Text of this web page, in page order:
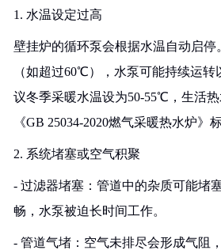
1. 水温设定过高
壁挂炉的循环泵会根据水温自动启停
（如超过60℃），水泵可能持续运转
议冬季采暖水温设为50-55℃，生活
《GB 25034-2020燃气采暖热水炉》
2. 系统堵塞或空气积聚
- 过滤器堵塞：管道中的杂质可能堵
畅，水泵被迫长时间工作。
- 管道气堵：空气未排尽会形成气阻